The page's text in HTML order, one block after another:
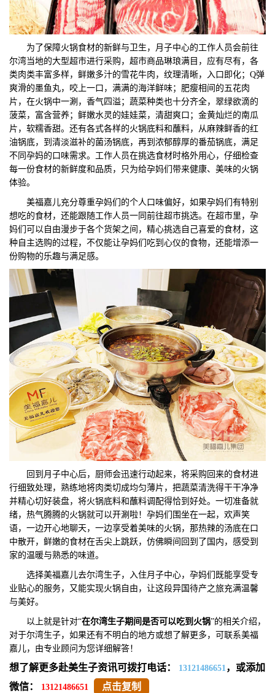
为了保障火锅食材的新鲜与卫生，月子中心的工作人员会前往
尔湾当地的大型超市进行采购，超市商品琳琅满目，应有尽有，各
类肉类丰富多样，鲜嫩多汁的雪花牛肉，纹理清晰，入口即化；Q弹
爽滑的墨鱼丸，咬上一口，满满的海洋鲜味；肥瘦相间的五花肉
片，在火锅中一涮，香气四溢；蔬菜种类也十分齐全，翠绿欲滴的
菠菜，富含营养；鲜嫩水灵的娃娃菜，清甜爽口；金黄灿烂的南瓜
片，软糯香甜。还有各式各样的火锅底料和蘸料，从麻辣鲜香的红
油锅底，到清淡滋补的菌汤锅底，再到浓郁醇厚的番茄锅底，满足
不同孕妈的口味需求。工作人员在挑选食材时格外用心，仔细检查
每一份食材的新鲜度和品质，只为给孕妈们带来健康、美味的火锅
体验。
美福嘉儿充分尊重孕妈们的个人口味偏好，如果孕妈们有特别
想吃的食材，还能跟随工作人员一同前往超市挑选。在超市里，孕
妈们可以自由漫步于各个货架之间，精心挑选自己喜爱的食材，这
种自主选购的过程，不仅能让孕妈们吃到心仪的食物，还能增添一
份购物的乐趣与满足感。
回到月子中心后，厨师会迅速行动起来，将采购回来的食材进
行细致处理，熟练地将肉类切成均匀薄片，把蔬菜清洗得干干净净
并精心切好装盘，将火锅底料和蘸料调配得恰到好处。一切准备就
绪，热气腾腾的火锅就可以开涮啦！孕妈们围坐在一起，欢声笑
语，一边开心地聊天，一边享受着美味的火锅，那热辣的汤底在口
中散开，鲜嫩的食材在舌尖上跳跃，仿佛瞬间回到了国内，感受到
家的温暖与熟悉的味道。
选择美福嘉儿去尔湾生子，入住月子中心，孕妈们既能享受专
业贴心的服务，又能实现火锅自由，让这段异国待产之旅充满温馨
与美好。
以上就是针对“在尔湾生子期间是否可以吃到 火锅”的相关介绍，
对于尔湾生子，如果还有不明白的地方或想了解更多，可联系美福
嘉儿，由专业顾问为您详细解答！
想了解更多赴美生子资讯可拨打电话： 13121486651，或添加
微信：
13121486651 点击复制